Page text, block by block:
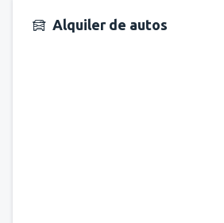
Alquiler de autos